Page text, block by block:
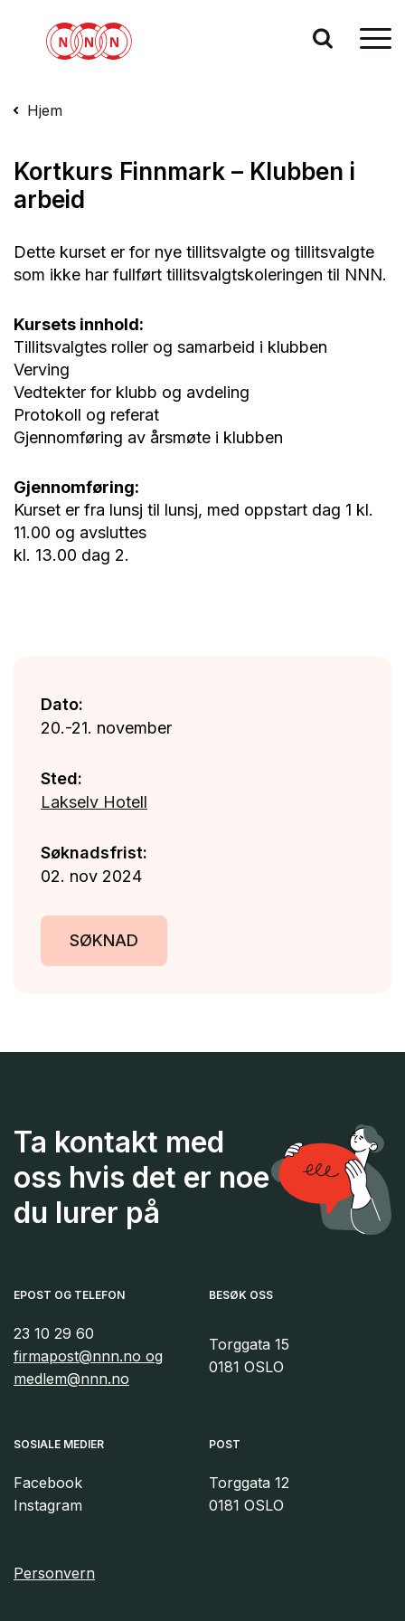
Hjem
Kortkurs Finnmark – Klubben i
arbeid
Dette kurset er for nye tillitsvalgte og tillitsvalgte
som ikke har fullført tillitsvalgtskoleringen til NNN.
Kursets innhold:
Tillitsvalgtes roller og samarbeid i klubben
Verving
Vedtekter for klubb og avdeling
Protokoll og referat
Gjennomføring av årsmøte i klubben
Gjennomføring:
Kurset er fra lunsj til lunsj, med oppstart dag 1 kl.
11.00 og avsluttes
kl. 13.00 dag 2.
Dato:
20.-21. november
Sted:
Lakselv Hotell
Søknadsfrist:
02. nov 2024
SØKNAD
Ta kontakt med
oss hvis det er noe
du lurer på
EPOST OG TELEFON
23 10 29 60
firmapost@nnn.no og
medlem@nnn.no
SOSIALE MEDIER
Facebook
Instagram
BESØK OSS
Torggata 15
0181 OSLO
POST
Torggata 12
0181 OSLO
Personvern